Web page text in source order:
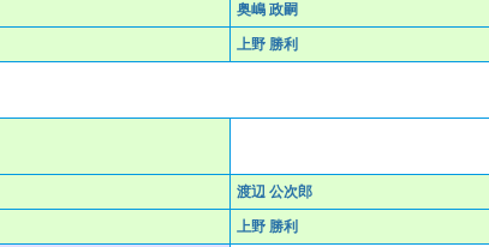
奥嶋 政嗣
上野 勝利
渡辺 公次郎
上野 勝利